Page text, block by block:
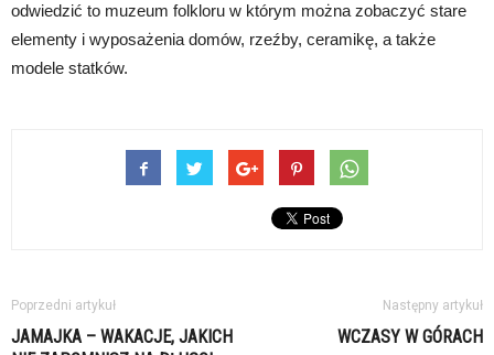
odwiedzić to muzeum folkloru w którym można zobaczyć stare
elementy i wyposażenia domów, rzeźby, ceramikę, a także
modele statków.
Poprzedni artykuł
JAMAJKA – WAKACJE, JAKICH
Następny artykuł
WCZASY W GÓRACH